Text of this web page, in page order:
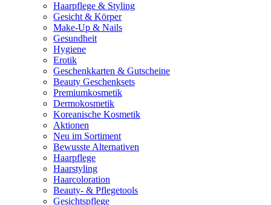
Haarpflege & Styling
Gesicht & Körper
Make-Up & Nails
Gesundheit
Hygiene
Erotik
Geschenkkarten & Gutscheine
Beauty Geschenksets
Premiumkosmetik
Dermokosmetik
Koreanische Kosmetik
Aktionen
Neu im Sortiment
Bewusste Alternativen
Haarpflege
Haarstyling
Haarcoloration
Beauty- & Pflegetools
Gesichtspflege